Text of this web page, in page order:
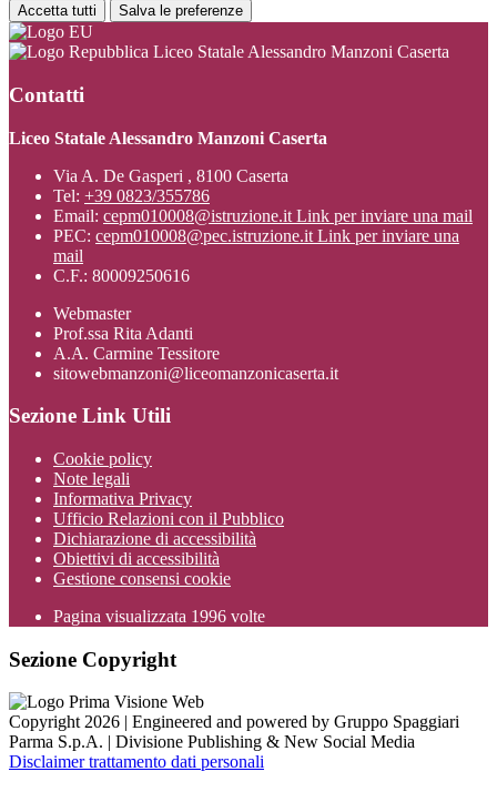
Accetta tutti Salva le preferenze
Liceo Statale Alessandro Manzoni Caserta
Contatti
Liceo Statale Alessandro Manzoni Caserta
Via A. De Gasperi , 8100 Caserta
Tel: +39 0823/355786
Email: cepm010008@istruzione.it Link per inviare una mail
PEC: cepm010008@pec.istruzione.it Link per inviare una
mail
C.F.: 80009250616
Webmaster
Prof.ssa Rita Adanti
A.A. Carmine Tessitore
sitowebmanzoni@liceomanzonicaserta.it
Sezione Link Utili
Cookie policy
Note legali
Informativa Privacy
Ufficio Relazioni con il Pubblico
Dichiarazione di accessibilità
Obiettivi di accessibilità
Gestione consensi cookie
Pagina visualizzata 1996 volte
Sezione Copyright
Copyright 2026 | Engineered and powered by Gruppo Spaggiari
Parma S.p.A. | Divisione Publishing & New Social Media
Disclaimer trattamento dati personali